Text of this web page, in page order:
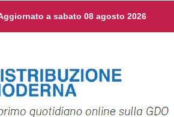
a sabato 08 agosto 2026